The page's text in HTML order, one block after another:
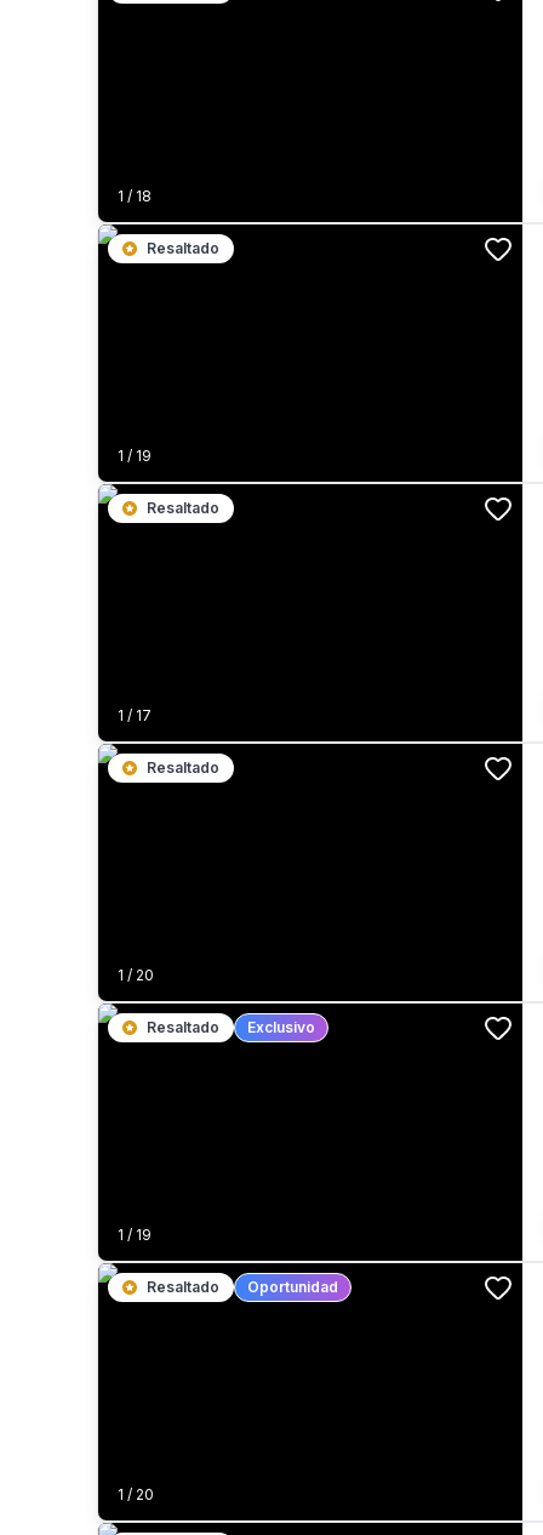
1 / 18
1 / 19
Resaltado
1 / 17
Resaltado
1 / 20
Resaltado
1 / 19
Resaltado Exclusivo
1 / 20
Resaltado Oportunidad